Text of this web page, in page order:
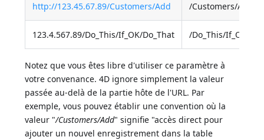
http://123.45.67.89/Customers/Add /Customers/Add
123.4.567.89/Do_This/If_OK/Do_That /Do_This/If_OK/
Notez que vous êtes libre d'utiliser ce paramètre à
votre convenance. 4D ignore simplement la valeur
passée au-delà de la partie hôte de l'URL. Par
exemple, vous pouvez établir une convention où la
valeur "/Customers/Add" signifie "accès direct pour
ajouter un nouvel enregistrement dans la table